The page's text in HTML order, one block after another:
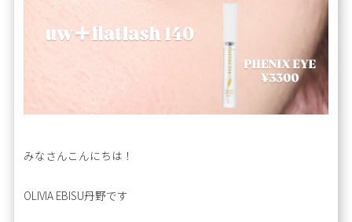
みなさんこんにちは！
OLIVIA EBISU丹野です